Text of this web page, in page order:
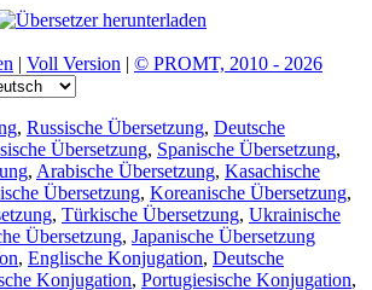
| Voll Version | © PROMT, 2010 - 2026
, Russische Übersetzung, Deutsche
Übersetzung, Spanische Übersetzung,
, Arabische Übersetzung, Kasachische
Übersetzung, Koreanische Übersetzung,
, Türkische Übersetzung, Ukrainische
Übersetzung, Japanische Übersetzung
, Englische Konjugation, Deutsche
Konjugation, Portugiesische Konjugation,